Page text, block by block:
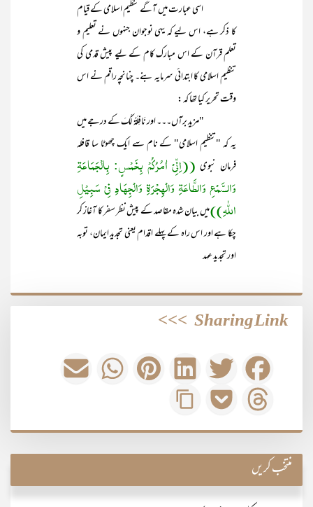
اسی عبارت میں آگے تنظیم اسلامی کے قیام
کا ذکر ہے، اس لیے کہ یہی نوجوان جنہوں نے تعلیم و
تعلم قرآن کے اس مبارک کام کے لیے پیش قدمی کی
تنظیم اسلامی کا ابتدائی سرمایہ بنے۔ چنانچہ راقم نے اس
وقت تحریر کیا تھا کہ :
"مزید برآں۔۔۔ اور نَافِلَۃً لَّکَ کے درجے میں
یہ کہ "تنظیم اسلامی" کے نام سے ایک چھوٹا سا قافلہ
فرمان نبوی ((اِنِّیْ اٰمُرُکُمْ بِخَمْسٍ: بِالْجَمَاعَۃِ
وَالسَّمْعِ وَالطَّاعَۃِ وَالْھِجْرَۃِ وَالْجِھَادِ فِیْ سَبِیْلِ
اللّٰہِ))میں بیان شدہ مقاصد کے پیش نظر سفر کا آغاز کر
چکا ہے اور اس راہ کے پہلے اقدام یعنی تجدید ایمان، توبہ
اور تجدید عہد
Sharing Link
>>>
منتخب کریں